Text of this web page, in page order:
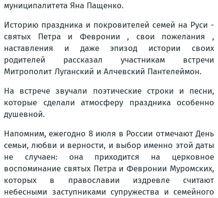
муниципалитета Яна Пащенко.
Историю праздника и покровителей семей на Руси -
святых Петра и Февронии , свои пожелания ,
наставления и даже эпизод истории своих
родителей рассказал участникам встречи
Митрополит Луганский и Алчевский Пантелеймон.
На встрече звучали поэтические строки и песни,
которые сделали атмосферу праздника особенно
душевной.
Напомним, ежегодно 8 июля в России отмечают День
семьи, любви и верности, и выбор именно этой даты
не случаен: она приходится на церковное
воспоминание святых Петра и Февронии Муромских,
которых в православии издревле считают
небесными заступниками супружества и семейного